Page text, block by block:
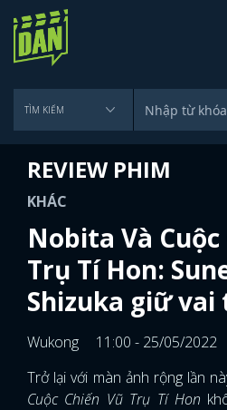
REVIEW PHIM
KHÁC
Nobita Và Cuộc
Trụ Tí Hon:
Shizuka giữ
Wukong
11:00 - 25/05/2022
Trở lại với màn ảnh rộng lần
Cuộc Chiến Vũ Trụ Tí Hon